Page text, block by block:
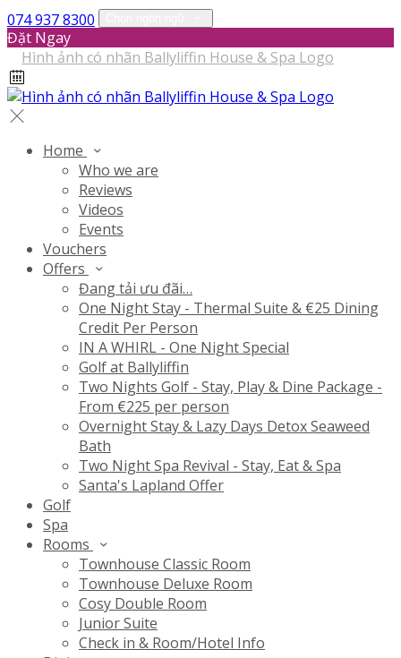
074 937 8300
Đặt Ngay
Home
Who we are
Reviews
Videos
Events
Vouchers
Offers
Đang tải ưu đãi…
One Night Stay - Thermal Suite & €25 Dining
Credit Per Person
IN A WHIRL - One Night Special
Golf at Ballyliffin
Two Nights Golf - Stay, Play & Dine Package -
From €225 per person
Overnight Stay & Lazy Days Detox Seaweed
Bath
Two Night Spa Revival - Stay, Eat & Spa
Santa's Lapland Offer
Golf
Spa
Rooms
Townhouse Classic Room
Townhouse Deluxe Room
Cosy Double Room
Junior Suite
Check in & Room/Hotel Info